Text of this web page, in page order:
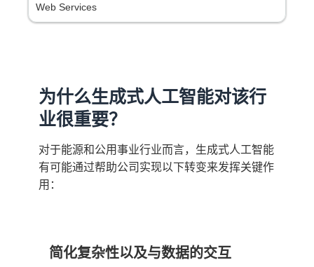
Web Services
为什么生成式人工智能对该行
业很重要？
对于能源和公用事业行业而言，生成式人工智能
有可能通过帮助公司实现以下转变来发挥关键作
用：
简化复杂性以及与数据的交互